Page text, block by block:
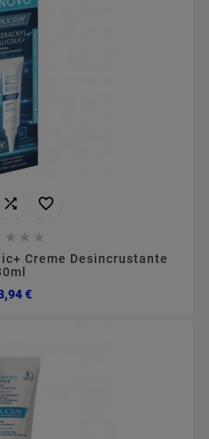
 
  
Creme Desincrustante
€Preço